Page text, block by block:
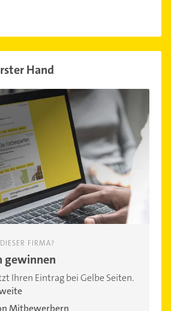
Hand
FIRMA?
gewinnen
Ihren Eintrag bei Gelbe Seiten.
Mitbewerbern